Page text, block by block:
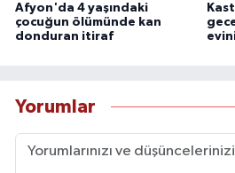
Afyon'da 4 yaşındaki
çocuğun ölümünde kan
donduran itiraf
Yorumlar